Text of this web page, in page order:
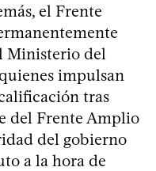
el Frente
Ministerio del
impulsan
tras
del Frente Amplio
del gobierno
a la hora de